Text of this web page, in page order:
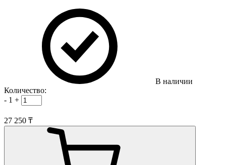
В наличии
Количество:
- 1 +
27 250 ₸